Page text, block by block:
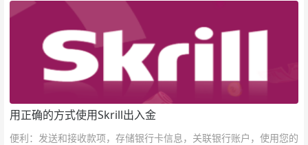
用正确的方式使用Skrill出入金
便利：发送和接收款项，存储银行卡信息，关联银行账户，使用您的